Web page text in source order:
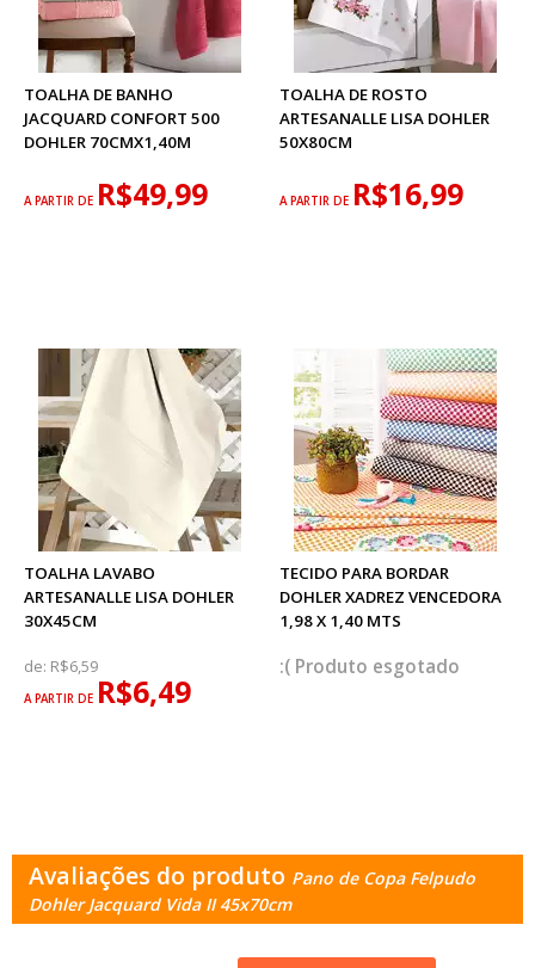
TOALHA DE BANHO
JACQUARD CONFORT 500
DOHLER 70CMX1,40M
A PARTIR DE R$49,99
TOALHA DE ROSTO
ARTESANALLE LISA DOHLER
50X80CM
A PARTIR DE R$16,99
TOALHA LAVABO
ARTESANALLE LISA DOHLER
30X45CM
de: R$6,59
A PARTIR DE R$6,49
TECIDO PARA BORDAR
DOHLER XADREZ VENCEDORA
1,98 X 1,40 MTS
esgotado
Avaliações do produto Pano de Copa Felpudo
Dohler Jacquard Vida II 45x70cm